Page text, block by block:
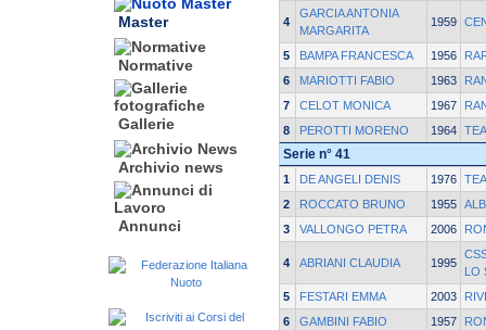
Master
Normative
Gallerie
Archivio news
Annunci
4
GARCIA ANTONIA
MARGARITA
1959
5 BAMPA FRANCESCA 1956
6
MARIOTTI FABIO 1963
7
CELOT MONICA 1967
8
PEROTTI MORENO 1964
Serie n° 41
1 DE ANGELI DENIS 1976
2
ROCCATO BRUNO 1955
3
VALLONGO PETRA 2006
4 ABRIANI CLAUDIA 1995
LO
5
FESTARI EMMA 2003
6
GAMBINI FABIO 1957